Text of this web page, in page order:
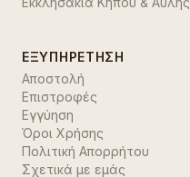
ΕΞΥΠΗΡΈΤΗΣΗ
Αποστολή
Επιστροφές
Εγγύηση
Όροι Χρήσης
Πολιτική Απορρήτου
Σχετικά με εμάς